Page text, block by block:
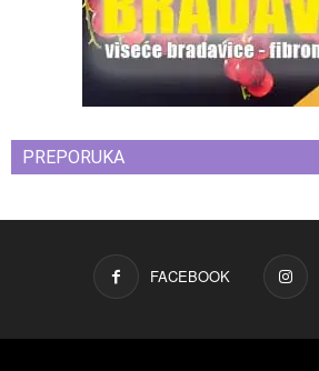
PREPORUKA
FACEBOOK